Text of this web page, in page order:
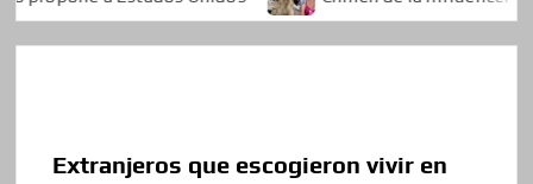
Extranjeros que escogieron vivir en